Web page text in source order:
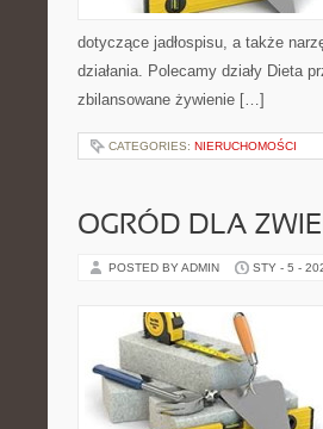
dotyczące jadłospisu, a także
działania. Polecamy działy Dieta
zbilansowane żywienie […]
CATEGORIES: NIERUCHOMOŚCI
OGRÓD DLA
POSTED BY ADMIN STY - 5 -